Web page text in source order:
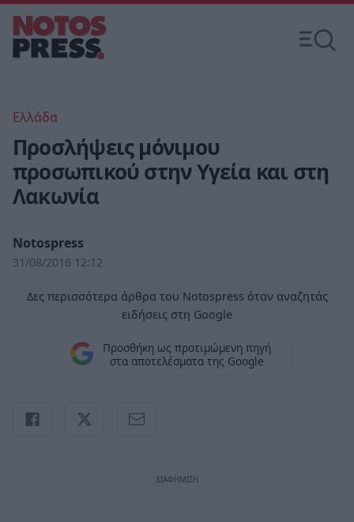
Ελλάδα
Προσλήψεις μόνιμου
προσωπικού στην Υγεία και στη
Λακωνία
Notospress
31/08/2016 12:12
Δες περισσότερα άρθρα του Notospress όταν αναζητάς
ειδήσεις στη Google
Προσθήκη ως προτιμώμενη πηγή
στα αποτελέσματα της Google